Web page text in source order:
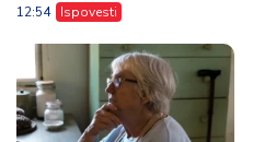
12:54 Ispovesti